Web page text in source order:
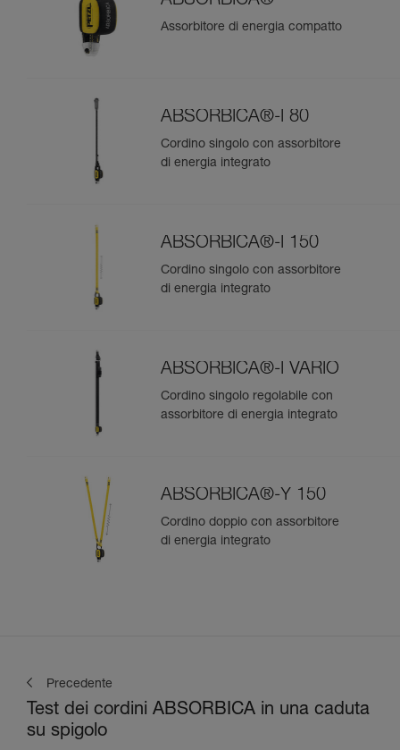
Assorbitore di energia compatto
ABSORBICA®-I 80
Cordino singolo con assorbitore
di energia integrato
ABSORBICA®-I 150
Cordino singolo con assorbitore
di energia integrato
ABSORBICA®-I VARIO
Cordino singolo regolabile con
assorbitore di energia integrato
ABSORBICA®-Y 150
Cordino doppio con assorbitore
di energia integrato
Precedente
Test dei cordini ABSORBICA in una caduta
su spigolo